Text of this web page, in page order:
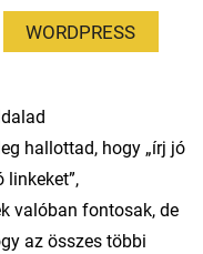
WORDPRESS
hallottad, hogy „írj jó
linkeket”,
valóban fontosak, de
az összes többi